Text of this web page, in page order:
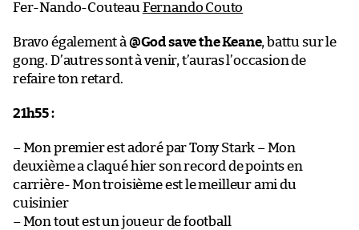
Fer-Nando-Couteau Fernando Couto
Bravo également à @God save the Keane, battu sur le
gong. D’autres sont à venir, t’auras l’occasion de
refaire ton retard.
21h55 :
– Mon premier est adoré par Tony Stark – Mon
deuxième a claqué hier son record de points en
carrière- Mon troisième est le meilleur ami du
cuisinier
– Mon tout est un joueur de football